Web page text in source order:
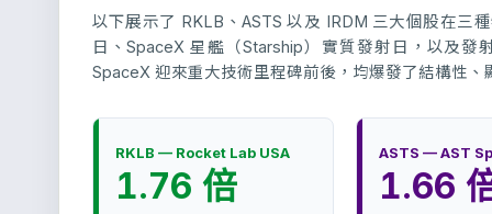
以下展示了 RKLB、ASTS 以及 IRDM 三大個股在三
日、SpaceX 星艦（Starship）實質發射日，以及
SpaceX 迎來重大技術里程碑前後，均爆發了結構性、
RKLB — Rocket Lab USA
1.76 倍
ASTS — AST
1.66